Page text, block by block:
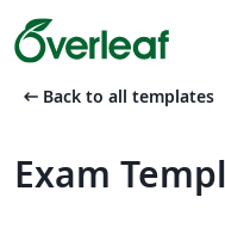
arrow_left_alt Back to all templates
Exam